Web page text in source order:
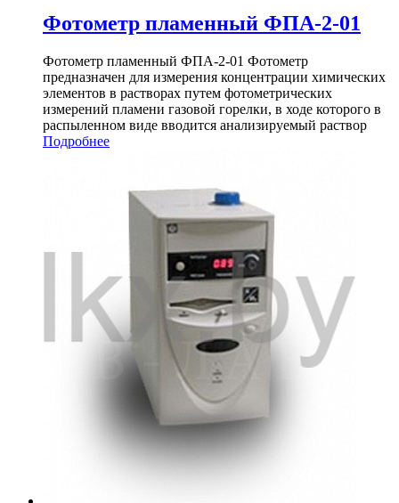
Фотометр пламенный ФПА-2-01
Фотометр пламенный ФПА-2-01 Фотометр
предназначен для измерения концентрации химических
элементов в растворах путем фотометрических
измерений пламени газовой горелки, в ходе которого в
распыленном виде вводится анализируемый раствор
Подробнее